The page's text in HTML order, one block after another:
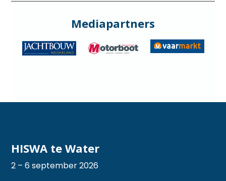
Mediapartners
HISWA te Water
2 – 6 september 2026